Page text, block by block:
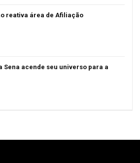
reativa área de Afiliação
Sena acende seu universo para a